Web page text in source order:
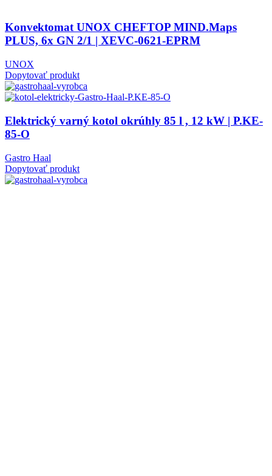
Konvektomat UNOX CHEFTOP MIND.Maps
PLUS, 6x GN 2/1 | XEVC-0621-EPRM
UNOX
Dopytovať produkt
Elektrický varný kotol okrúhly 85 l , 12 kW | P.KE-
85-O
Gastro Haal
Dopytovať produkt